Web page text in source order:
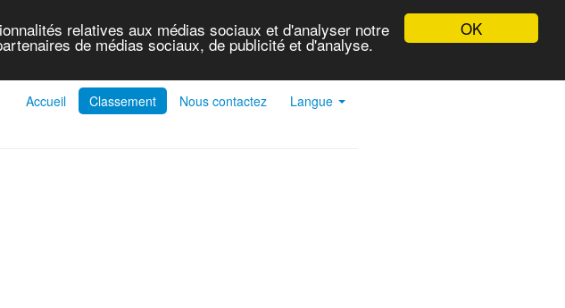
OK
relatives aux médias sociaux et d'analyser notre
de médias sociaux, de publicité et d'analyse.
Accueil Classement Nous contactez Langue